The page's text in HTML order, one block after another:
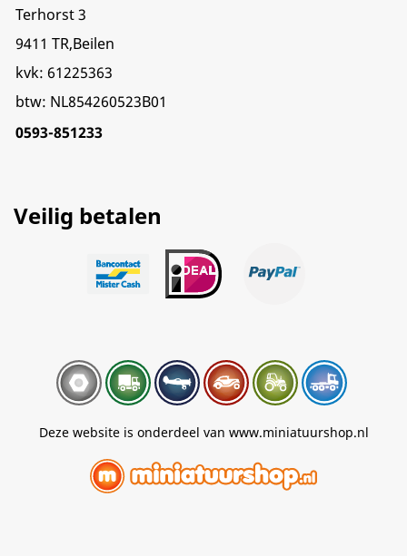
Terhorst 3
9411 TR,Beilen
kvk: 61225363
btw: NL854260523B01
0593-851233
Veilig betalen
Deze website is onderdeel van www.miniatuurshop.nl